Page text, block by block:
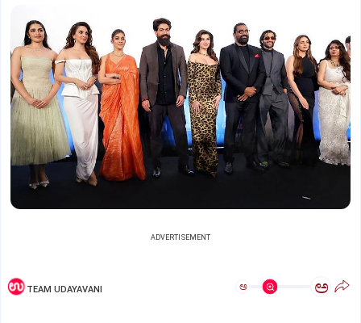
ADVERTISEMENT
TEAM UDAYAVANI ಅ ಅ